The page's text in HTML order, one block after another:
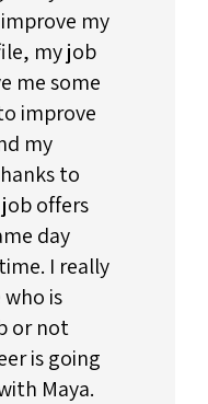
my
my job
me some
improve
my
to
job offers
day
I really
is
or not
is going
Maya.